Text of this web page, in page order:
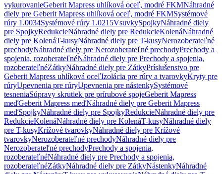
vykurovanieGeberit Mapress uhlíková oceľ, modré FKMNáhradné
diely pre Geberit Mapress uhlíková oceľ, modré FKMSystémové
rúry 1.0034Systémové rúry 1.0215VsuvkySpojkyNáhradné diely
pre SpojkyRedukcieNáhradné diely pre RedukcieKolenáNáhradné
diely pre KolenáT-kusyNáhradné diely pre T-kusyNerozoberateľné
prechodyNáhradné diely pre Nerozoberateľné prechodyPrechody a
spojenia, rozoberateľnéNáhradné diely pre Prechody a spojenia,
rozoberateľnéZátkyNáhradné diely pre ZátkyPríslušenstvo pre
Geberit Mapress uhlíková oceľIzolácia pre rúry a tvarovkyKryty pre
rúryUpevnenia pre rúryUpevnenia pre nástenkySystémové
tesneniaSúpravy skrutiek pre prírubové spojeGeberit Mapress
meďGeberit Mapress meďNáhradné diely pre Geberit Mapress
meďSpojkyNáhradné diely pre SpojkyRedukcieNáhradné diely pre
RedukcieKolenáNáhradné diely pre KolenáT-kusyNáhradné diely
pre T-kusyKrížové tvarovkyNáhradné diely pre Krížové
tvarovkyNerozoberateľné prechodyNáhradné diely pre
Nerozoberateľné prechodyPrechody a spojenia,
rozoberateľnéNáhradné diely pre Prechody a spojenia,
rozoberateľnéZátkyNáhradné diely pre ZátkyNástenkyNáhradné